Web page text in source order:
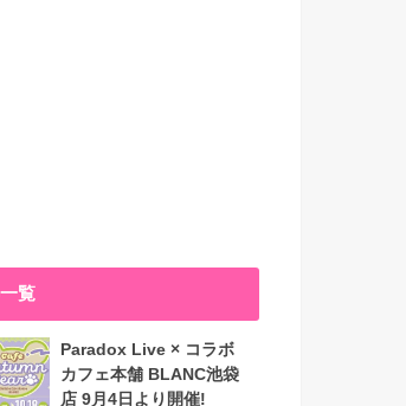
覧
Paradox Live × コラボ
カフェ本舗 BLANC池袋
店 9月4日より開催!